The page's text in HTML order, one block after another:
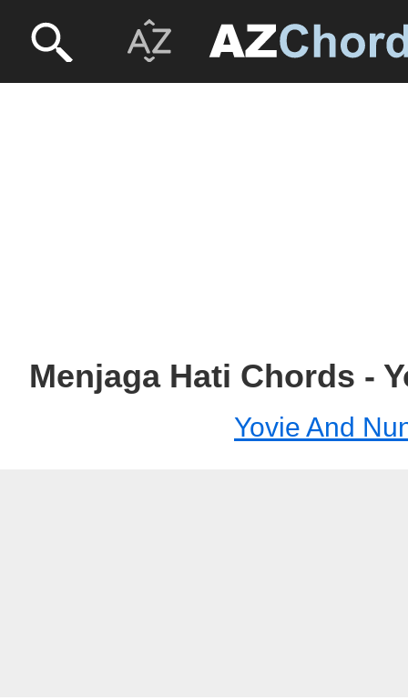
Menjaga Hati Chords -
Yovie And